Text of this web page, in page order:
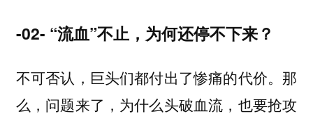
-02- “流血”不止，为何还停不下来？
不可否认，巨头们都付出了惨痛的代价。那
么，问题来了，为什么头破血流，也要抢攻